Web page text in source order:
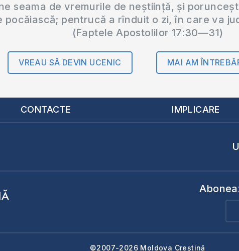
seama de vremurile de neștiință, și
pocăiască; pentrucă a rînduit o zi, în care va
(Faptele Apostolilor 17:30—31)
VREAU SĂ DEVIN UCENIC MAI AM
CONTACTE IMPLICARE
©2007-2026 Moldova Creștină